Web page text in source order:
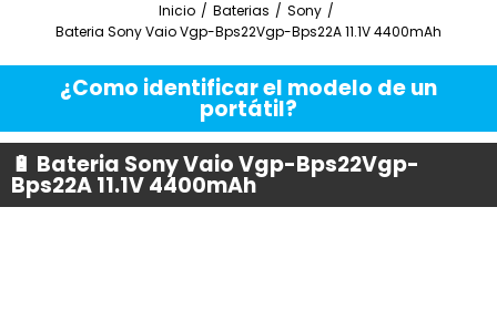
Inicio / Baterias / Sony /
Bateria Sony Vaio Vgp-Bps22Vgp-Bps22A 11.1V 4400mAh
¿Como identificar el modelo de un
portátil?
🔋 Bateria Sony Vaio Vgp-Bps22Vgp-
Bps22A 11.1V 4400mAh